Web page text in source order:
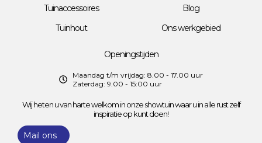
Tuinaccessoires
Tuinhout
Blog
Ons werkgebied
Openingstijden
Maandag t/m vrijdag: 8.00 - 17.00 uur
Zaterdag: 9.00 - 15:00 uur
Wij heten u van harte welkom in onze showtuin waar u in alle rust zelf
inspiratie op kunt doen!
Mail ons